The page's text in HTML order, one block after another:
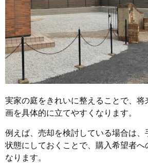
実家の庭をきれいに整えることで、
画を具体的に立てやすくなります。
例えば、売却を検討している場合は、
状態にしておくことで、購入希望者へ
なります。